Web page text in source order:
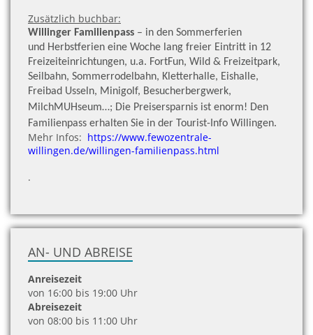
Zusätzlich buchbar:
Willinger Familienpass – in den Sommerferien
und Herbstferien eine Woche lang freier Eintritt in 12
Freizeiteinrichtungen, u.a. FortFun, Wild & Freizeitpark,
Seilbahn, Sommerrodelbahn, Kletterhalle, Eishalle,
Freibad Usseln, Minigolf, Besucherbergwerk,
MilchMUHseum…; Die Preisersparnis ist enorm! Den
Familienpass erhalten Sie in der Tourist-Info Willingen.
Mehr Infos: https://www.fewozentrale-
willingen.de/willingen-familienpass.html
.
AN- UND ABREISE
Anreisezeit
von 16:00 bis 19:00 Uhr
Abreisezeit
von 08:00 bis 11:00 Uhr